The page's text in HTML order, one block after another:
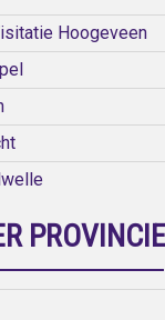
Hoogeveen
PROVINCIE